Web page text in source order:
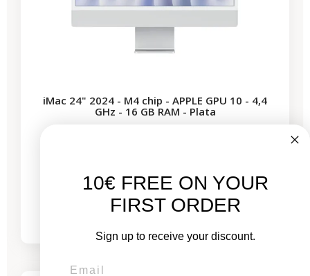
iMac 24" 2024 - M4 chip - APPLE GPU 10 - 4,4
GHz - 16 GB RAM - Plata
1.999,00 €
De
1.649,97 € 1.231,00 €
10€ FREE ON YOUR
FIRST ORDER
Sign up to receive your discount.